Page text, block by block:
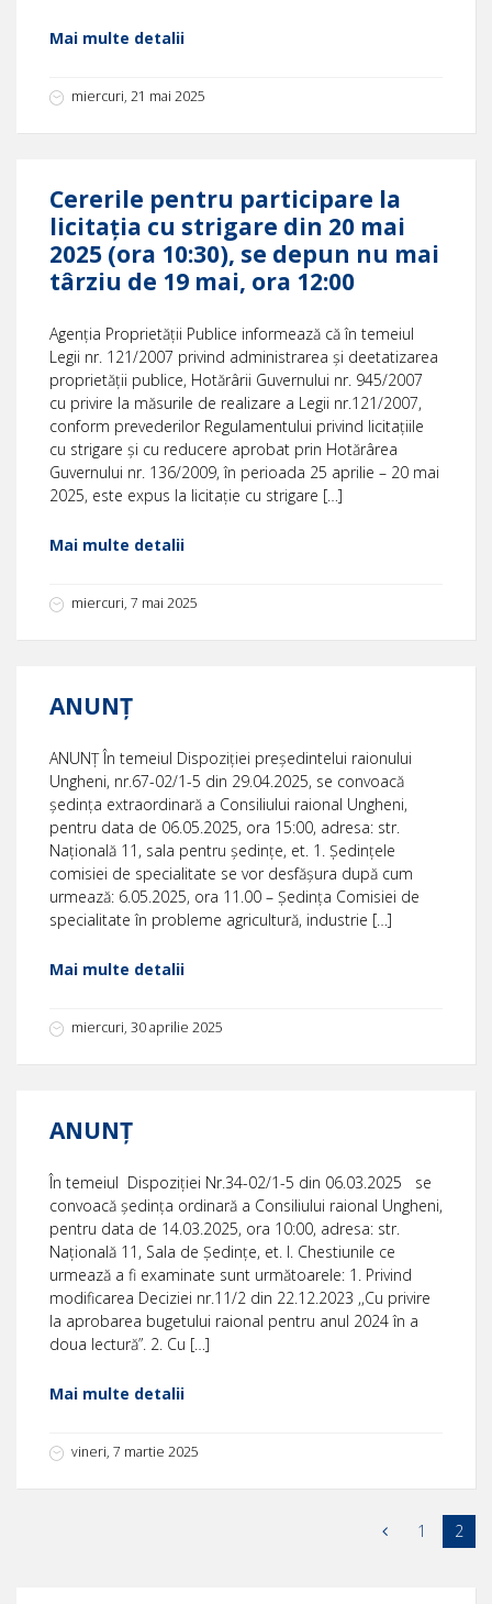
Mai multe detalii
miercuri, 21 mai 2025
Cererile pentru participare la
licitația cu strigare din 20 mai
2025 (ora 10:30), se depun nu mai
târziu de 19 mai, ora 12:00
Agenția Proprietății Publice informează că în temeiul
Legii nr. 121/2007 privind administrarea și deetatizarea
proprietății publice, Hotărârii Guvernului nr. 945/2007
cu privire la măsurile de realizare a Legii nr.121/2007,
conform prevederilor Regulamentului privind licitațiile
cu strigare și cu reducere aprobat prin Hotărârea
Guvernului nr. 136/2009, în perioada 25 aprilie – 20 mai
2025, este expus la licitație cu strigare […]
Mai multe detalii
miercuri, 7 mai 2025
ANUNȚ
ANUNȚ În temeiul Dispoziției președintelui raionului
Ungheni, nr.67-02/1-5 din 29.04.2025, se convoacă
ședința extraordinară a Consiliului raional Ungheni,
pentru data de 06.05.2025, ora 15:00, adresa: str.
Națională 11, sala pentru ședințe, et. 1. Ședințele
comisiei de specialitate se vor desfășura după cum
urmează: 6.05.2025, ora 11.00 – Şedinţa Comisiei de
specialitate în probleme agricultură, industrie […]
Mai multe detalii
miercuri, 30 aprilie 2025
ANUNȚ
În temeiul Dispoziției Nr.34-02/1-5 din 06.03.2025 se
convoacă ședința ordinară a Consiliului raional Ungheni,
pentru data de 14.03.2025, ora 10:00, adresa: str.
Națională 11, Sala de Ședințe, et. I. Chestiunile ce
urmează a fi examinate sunt următoarele: 1. Privind
modificarea Deciziei nr.11/2 din 22.12.2023 ,,Cu privire
la aprobarea bugetului raional pentru anul 2024 în a
doua lectură”. 2. Cu […]
Mai multe detalii
vineri, 7 martie 2025
1 2